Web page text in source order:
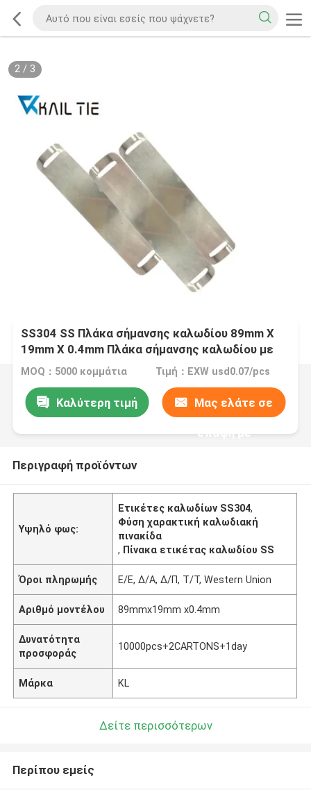
2/ 3
SS304 SS Πλάκα σήμανσης καλωδίου 89mm X
19mm X 0.4mm Πλάκα σήμανσης καλωδίου με
χαρακτική φύσης
MOQ：5000 κομμάτια Τιμή：EXW usd0.07/pcs
Καλύτερη τιμή Μας ελάτε σε
επαφή με
Περιγραφή προϊόντων
Υψηλό φως:
Ετικέτες καλωδίων SS304,
Φύση χαρακτική καλωδιακή
πινακίδα
, Πίνακα ετικέτας καλωδίου SS
Όροι πληρωμής Ε/Ε, Δ/Α, Δ/Π, Τ/Τ, Western Union
Αριθμό μοντέλου 89mmx19mm x0.4mm
Δυνατότητα
προσφοράς
10000pcs+2CARTONS+1day
Μάρκα KL
Δείτε περισσότερων
Περίπου εμείς